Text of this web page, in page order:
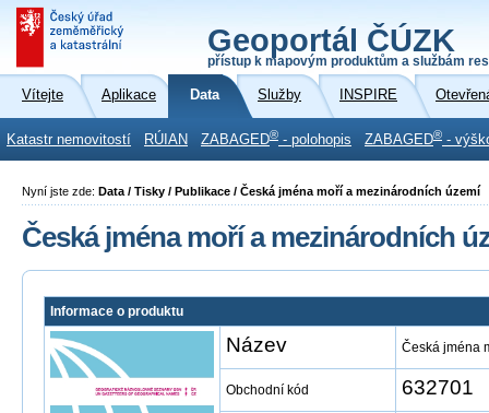
Geoportál ČÚZK
přístup k mapovým produktům a službám
Vítejte Aplikace Data Služby INSPIRE
Katastr nemovitostí RÚIAN ZABAGED® - polohopis ZABAGED® -
Nyní jste zde: Data / Tisky / Publikace / Česká jména moří a mezinárodních území
Česká jména moří a mezinárodních
Informace o produktu
Název Česká jména
Obchodní kód 632701